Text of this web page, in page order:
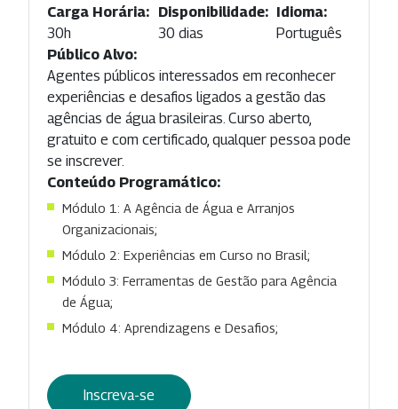
Carga Horária:
30h
Disponibilidade:
30 dias
Idioma:
Português
Público Alvo:
Agentes públicos interessados em reconhecer
experiências e desafios ligados a gestão das
agências de água brasileiras. Curso aberto,
gratuito e com certificado, qualquer pessoa pode
se inscrever.
Conteúdo Programático:
Módulo 1: A Agência de Água e Arranjos
Organizacionais;
Módulo 2: Experiências em Curso no Brasil;
Módulo 3: Ferramentas de Gestão para Agência
de Água;
Módulo 4: Aprendizagens e Desafios;
Inscreva-se